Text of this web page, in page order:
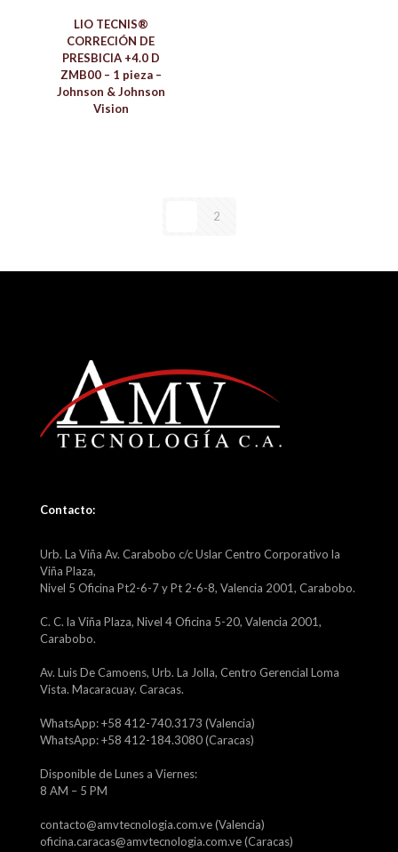
LIO TECNIS®
CORRECIÓN DE
PRESBICIA +4.0 D
ZMB00 – 1 pieza –
Johnson & Johnson
Vision
2
Contacto:
Urb. La Viña Av. Carabobo c/c Uslar Centro Corporativo la
Viña Plaza,
Nivel 5 Oficina Pt2-6-7 y Pt 2-6-8, Valencia 2001, Carabobo.
C. C. la Viña Plaza, Nivel 4 Oficina 5-20, Valencia 2001,
Carabobo.
Av. Luis De Camoens, Urb. La Jolla, Centro Gerencial Loma
Vista. Macaracuay. Caracas.
WhatsApp: +58 412-740.3173 (Valencia)
WhatsApp: +58 412-184.3080 (Caracas)
Disponible de Lunes a Viernes:
8 AM – 5 PM
contacto@amvtecnologia.com.ve (Valencia)
oficina.caracas@amvtecnologia.com.ve (Caracas)